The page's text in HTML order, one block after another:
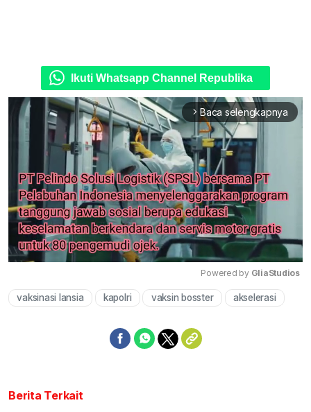
Ikuti Whatsapp Channel Republika
arrow_forward_ios Baca selengkapnya
Mute
Powered by GliaStudios
vaksinasi lansia kapolri vaksin bosster akselerasi
Berita Terkait